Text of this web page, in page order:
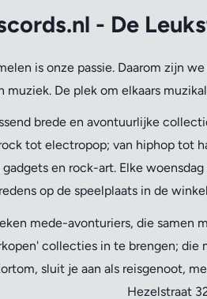
- De
is onze passie. Daarom zijn
muziek. De plek om elkaars
brede en avontuurlijke
tot electropop; van hiphop tot
en rock-art. Elke
op de speelplaats in de
mede-avonturiers, die
collecties in te brengen;
sluit je aan als reisgenoot,
Hezelstraat